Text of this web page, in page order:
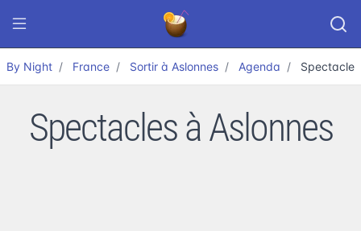
By Night France Sortir à Aslonnes Agenda Spectacle
Spectacles à Aslonnes